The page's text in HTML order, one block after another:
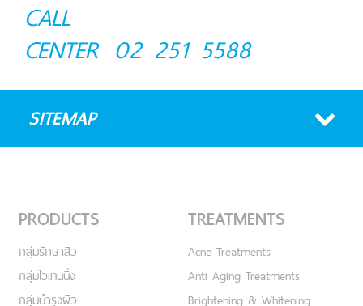
CALL
CENTER 02 251 5588
SITEMAP
PRODUCTS
กลุ่มรักษาสิว
กลุ่มไวเทนนิ่ง
กลุ่มบำรุงผิว
TREATMENTS
Acne Treatments
Anti Aging Treatments
Brightening & Whitening